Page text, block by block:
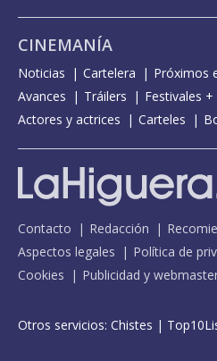
CINEMANÍA
Noticias Cartelera Próximos
Avances
Tráilers
Festivales
Actores y actrices
Carteles
Contacto Redacción
Aspectos legales
Política de
Cookies
Publicidad y
Otros servicios: Chistes |